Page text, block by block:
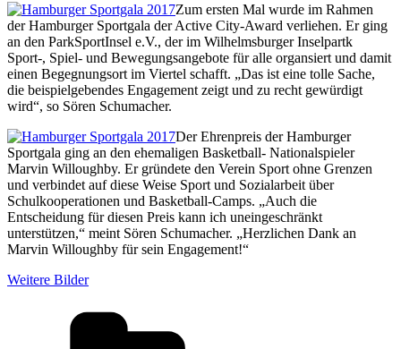
Zum ersten Mal wurde im Rahmen
der Hamburger Sportgala der Active City-Award verliehen. Er ging
an den ParkSportInsel e.V., der im Wilhelmsburger Inselpartk
Sport-, Spiel- und Bewegungsangebote für alle organsiert und damit
einen Begegnungsort im Viertel schafft. „Das ist eine tolle Sache,
die beispielgebendes Engagement zeigt und zu recht gewürdigt
wird“, so Sören Schumacher.
Der Ehrenpreis der Hamburger
Sportgala ging an den ehemaligen Basketball- Nationalspieler
Marvin Willoughby. Er gründete den Verein Sport ohne Grenzen
und verbindet auf diese Weise Sport und Sozialarbeit über
Schulkooperationen und Basketball-Camps. „Auch die
Entscheidung für diesen Preis kann ich uneingeschränkt
unterstützen,“ meint Sören Schumacher. „Herzlichen Dank an
Marvin Willoughby für sein Engagement!“
Weitere Bilder